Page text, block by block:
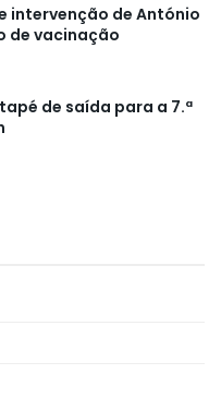
intervenção de António
de vacinação
de saída para a 7.ª